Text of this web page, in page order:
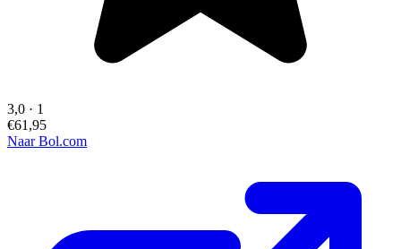
3,0 · 1
€61,95
Naar Bol.com